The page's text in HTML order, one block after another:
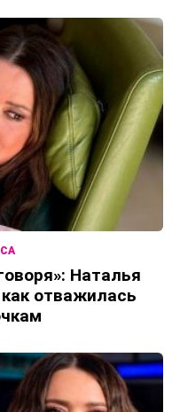
Наталья
отважилась